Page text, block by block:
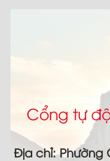
Cổng tự
Địa chỉ: Phường